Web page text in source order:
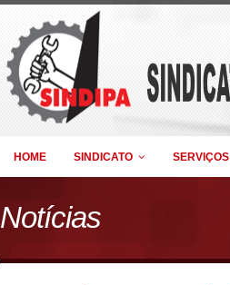
HOME SINDICATO SERVIÇOS
Notícias